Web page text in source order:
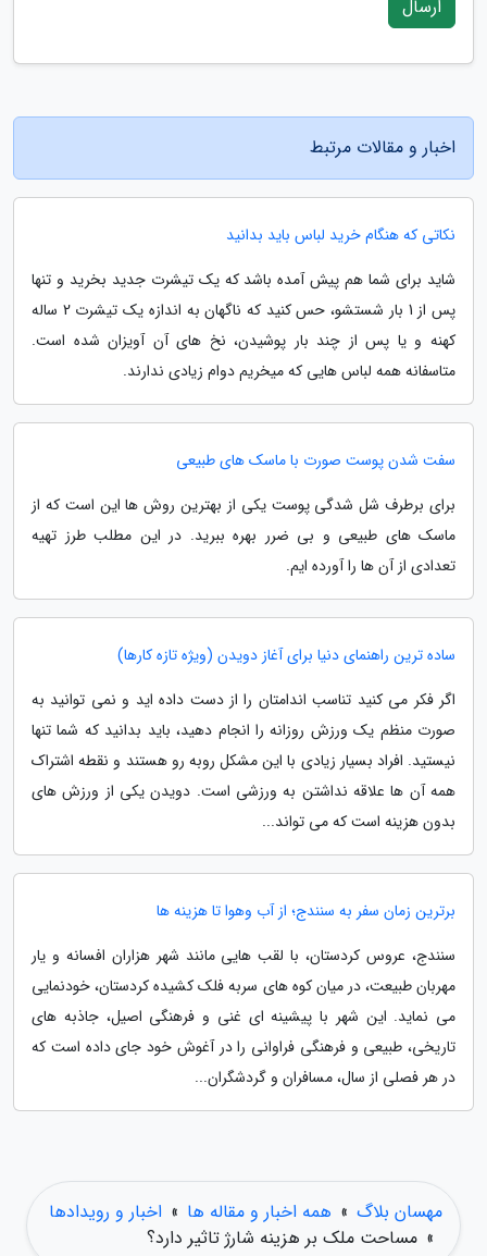
ارسال
اخبار و مقالات مرتبط
نکاتی که هنگام خرید لباس باید بدانید
شاید برای شما هم پیش آمده باشد که یک تیشرت جدید بخرید و تنها
پس از 1 بار شستشو، حس کنید که ناگهان به اندازه یک تیشرت 2 ساله
کهنه و یا پس از چند بار پوشیدن، نخ های آن آویزان شده است.
متاسفانه همه لباس هایی که میخریم دوام زیادی ندارند.
سفت شدن پوست صورت با ماسک های طبیعی
برای برطرف شل شدگی پوست یکی از بهترین روش ها این است که از
ماسک های طبیعی و بی ضرر بهره ببرید. در این مطلب طرز تهیه
تعدادی از آن ها را آورده ایم.
ساده ترین راهنمای دنیا برای آغاز دویدن (ویژه تازه کارها)
اگر فکر می کنید تناسب اندامتان را از دست داده اید و نمی توانید به
صورت منظم یک ورزش روزانه را انجام دهید، باید بدانید که شما تنها
نیستید. افراد بسیار زیادی با این مشکل روبه رو هستند و نقطه اشتراک
همه آن ها علاقه نداشتن به ورزشی است. دویدن یکی از ورزش های
بدون هزینه است که می تواند...
برترین زمان سفر به سنندج؛ از آب وهوا تا هزینه ها
سنندج، عروس کردستان، با لقب هایی مانند شهر هزاران افسانه و یار
مهربان طبیعت، در میان کوه های سربه فلک کشیده کردستان، خودنمایی
می نماید. این شهر با پیشینه ای غنی و فرهنگی اصیل، جاذبه های
تاریخی، طبیعی و فرهنگی فراوانی را در آغوش خود جای داده است که
در هر فصلی از سال، مسافران و گردشگران...
مهسان بلاگ » همه اخبار و مقاله ها » اخبار و رویدادها
» مساحت ملک بر هزینه شارژ تاثیر دارد؟